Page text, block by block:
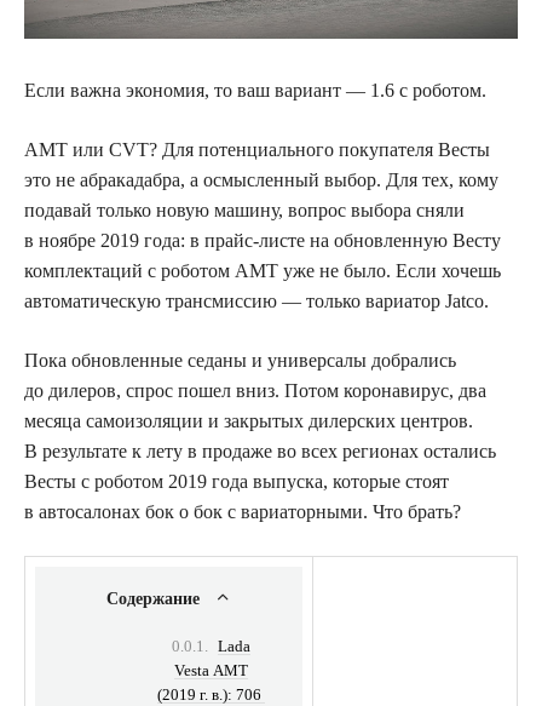
Если важна экономия, то ваш вариант — 1.6 с роботом.
АМТ или CVT? Для потенциального покупателя Весты
это не абракадабра, а осмысленный выбор. Для тех, кому
подавай только новую машину, вопрос выбора сняли
в ноябре 2019 года: в прайс-листе на обновленную Весту
комплектаций с роботом АМТ уже не было. Если хочешь
автоматическую трансмиссию — только вариатор Jatco.
Пока обновленные седаны и универсалы добрались
до дилеров, спрос пошел вниз. Потом коронавирус, два
месяца самоизоляции и закрытых дилерских центров.
В результате к лету в продаже во всех регионах остались
Весты с роботом 2019 года выпуска, которые стоят
в автосалонах бок о бок с вариаторными. Что брать?
Содержание
Lada
Vesta АМТ
(2019 г. в.): 706